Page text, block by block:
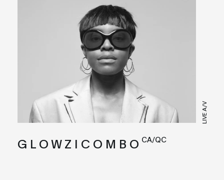
LIVE A/V
G L O W Z I C O M B O CA/QC